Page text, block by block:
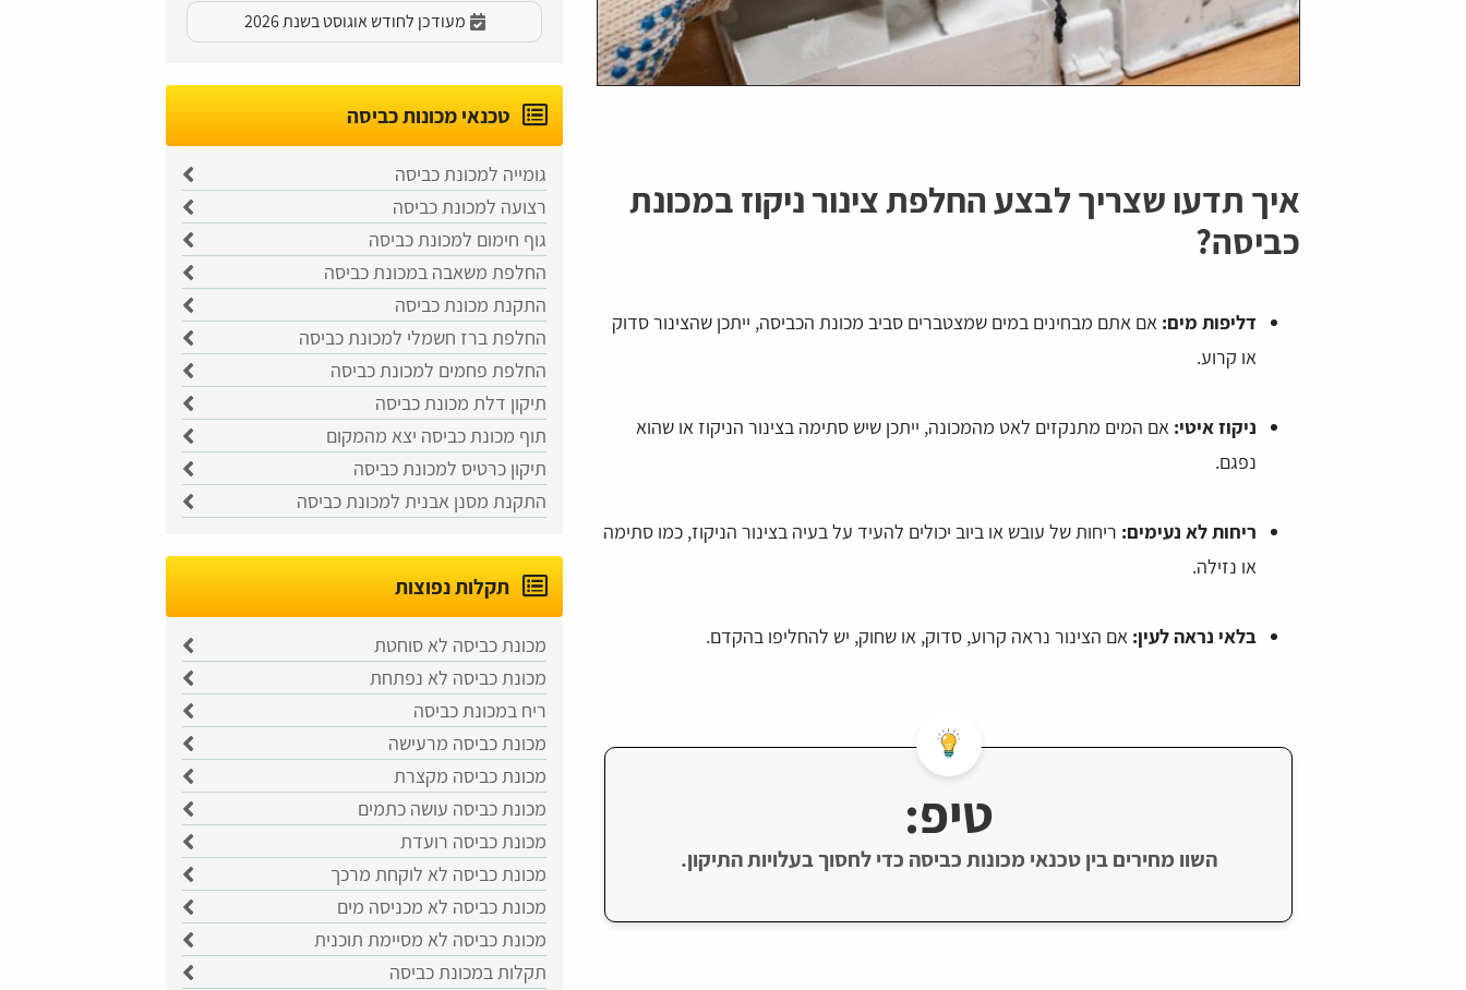
איך תדעו שצריך לבצע החלפת צינור ניקוז במכונת
כביסה?
דליפות מים: אם אתם מבחינים במים שמצטברים סביב מכונת הכביסה, ייתכן שהצינור סדוק
או קרוע.
ניקוז איטי: אם המים מתנקזים לאט מהמכונה, ייתכן שיש סתימה בצינור הניקוז או שהוא
נפגם.
ריחות לא נעימים: ריחות של עובש או ביוב יכולים להעיד על בעיה בצינור הניקוז, כמו סתימה
או נזילה.
בלאי נראה לעין: אם הצינור נראה קרוע, סדוק, או שחוק, יש להחליפו בהקדם.
טיפ:
השוו מחירים בין טכנאי מכונות כביסה כדי לחסוך בעלויות התיקון.
מעודכן לחודש אוגוסט בשנת 2026
טכנאי מכונות כביסה
גומייה למכונת כביסה
רצועה למכונת כביסה
גוף חימום למכונת כביסה
החלפת משאבה במכונת כביסה
התקנת מכונת כביסה
החלפת ברז חשמלי למכונת כביסה
החלפת פחמים למכונת כביסה
תיקון דלת מכונת כביסה
תוף מכונת כביסה יצא מהמקום
תיקון כרטיס למכונת כביסה
התקנת מסנן אבנית למכונת כביסה
תקלות נפוצות
מכונת כביסה לא סוחטת
מכונת כביסה לא נפתחת
ריח במכונת כביסה
מכונת כביסה מרעישה
מכונת כביסה מקצרת
מכונת כביסה עושה כתמים
מכונת כביסה רועדת
מכונת כביסה לא לוקחת מרכך
מכונת כביסה לא מכניסה מים
מכונת כביסה לא מסיימת תוכנית
תקלות במכונת כביסה